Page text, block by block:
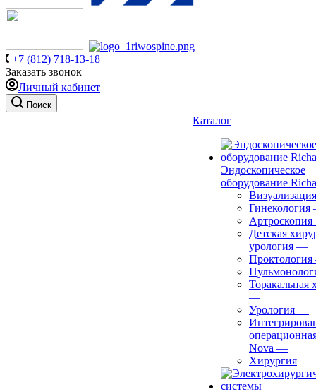
+7 (812) 718-13-18
Заказать звонок
Личный кабинет
Поиск
Каталог
Эндоскопическое
оборудование
Визуализация
Гинекология
Артроскопия
Детская
урология —
Проктология
Торакальная
—
Урология —
Nova —
Хирургия